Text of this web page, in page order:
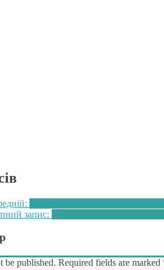
запис:
be published. Required fields are marked